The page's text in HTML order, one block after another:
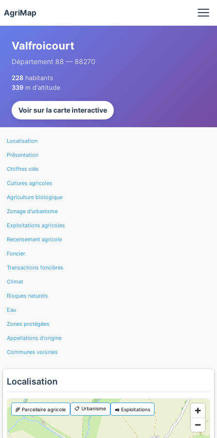
AgriMap
Valfroicourt
Département 88 — 88270
228 habitants
339 m d'altitude
Voir sur la carte interactive
Localisation
Présentation
Chiffres clés
Cultures agricoles
Agriculture biologique
Zonage d'urbanisme
Exploitations agricoles
Recensement agricole
Foncier
Transactions foncières
Climat
Risques naturels
Eau
Zones protégées
Appellations d'origine
Communes voisines
Localisation
🌾 Parcellaire agricole 📋 Urbanisme 🚜 Exploitations